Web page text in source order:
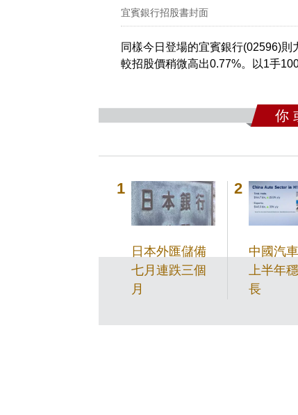
宜賓銀行招股書封面
同樣今日登場的宜賓銀行(02596)則
較招股價稍微高出0.77%。以1手
你
日本外匯儲備
七月連跌三個
月
中國汽
上半年
長